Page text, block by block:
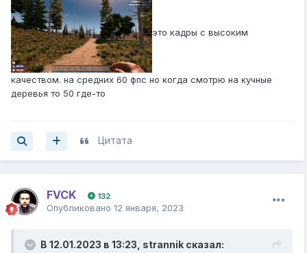
это кадры с высоким
качеством. на средних 60 фпс но когда смотрю на кучные
деревья то 50 где-то
Цитата
FVCK 132
Опубликовано 12 января, 2023
В 12.01.2023 в 13:23, strannik сказал: